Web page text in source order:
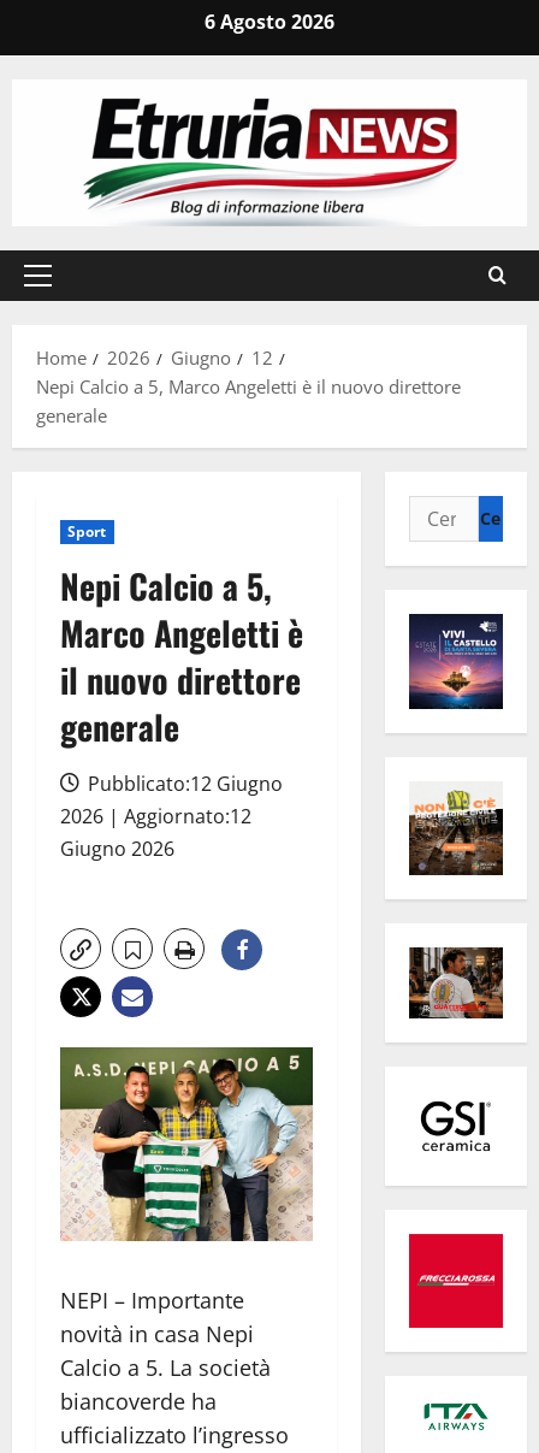
6 Agosto 2026
Menu
Home
2026 Giugno
12
Nepi Calcio a 5, Marco Angeletti è il nuovo direttore
generale
Sport
Nepi Calcio a 5,
Marco Angeletti è
il nuovo direttore
generale
Pubblicato:12 Giugno
2026 | Aggiornato:12
Giugno 2026
NEPI – Importante
novità in casa Nepi
Calcio a 5. La società
biancoverde ha
ufficializzato l’ingresso
Ricerca
per: